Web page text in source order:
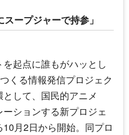
ープジャーで持参」
起点に誰もがハッとし
くる情報発信プロジェク
して、国民的アニメ
ーションする新プロジェ
月2日から開始。同プロ